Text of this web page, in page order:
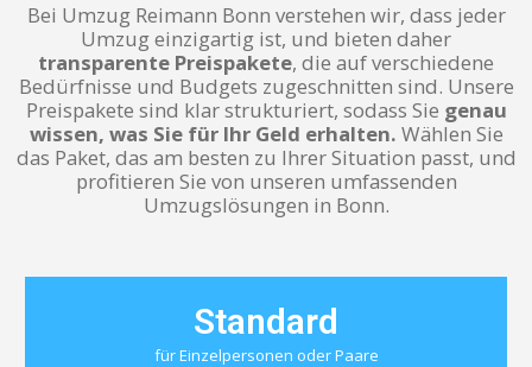
Bei Umzug Reimann Bonn verstehen wir, dass jeder
Umzug einzigartig ist, und bieten daher
transparente Preispakete, die auf verschiedene
Bedürfnisse und Budgets zugeschnitten sind. Unsere
Preispakete sind klar strukturiert, sodass Sie genau
wissen, was Sie für Ihr Geld erhalten. Wählen Sie
das Paket, das am besten zu Ihrer Situation passt, und
profitieren Sie von unseren umfassenden
Umzugslösungen in Bonn.
Standard
für Einzelpersonen oder Paare